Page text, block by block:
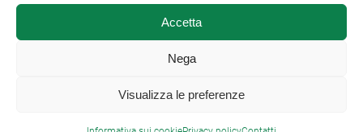
NOCI gazzettino.it ©2014 •
Accetta
Nega
Visualizza le preferenze